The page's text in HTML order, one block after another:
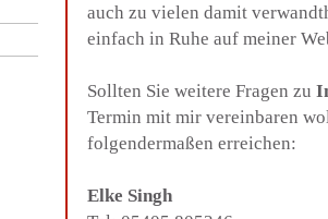
auch zu vielen damit
einfach in Ruhe auf meiner
Sollten Sie weitere Fragen zu
Termin mit mir vereinbaren
folgendermaßen erreichen:
Elke Singh